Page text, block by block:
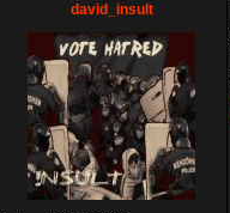
david_insult